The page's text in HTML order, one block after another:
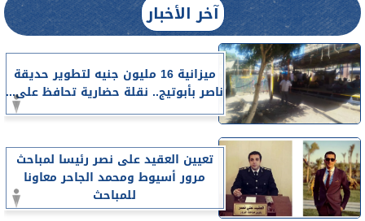
آخر الأخبار
ميزانية 16 مليون جنيه لتطوير حديقة
ناصر بأبوتيج.. نقلة حضارية تحافظ على...
تعيين العقيد على نصر رئيسا لمباحث
مرور أسيوط ومحمد الجاحر معاونا
للمباحث